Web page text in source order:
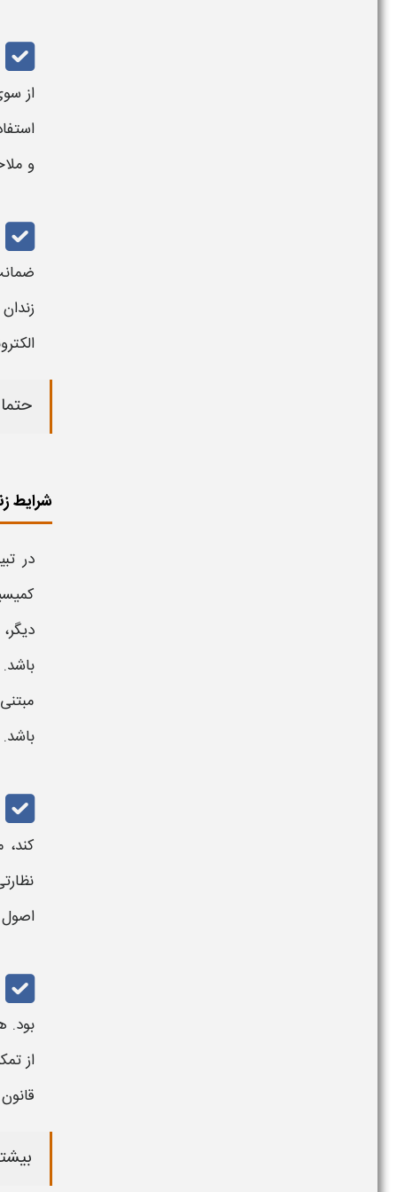
از
و
شرایط
در
باشد.
بود.
از تمکین
قانون